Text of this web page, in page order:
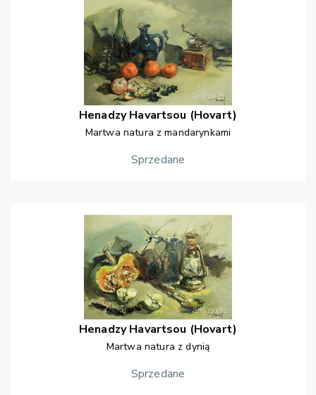
Henadzy Havartsou (Hovart)
Martwa natura z mandarynkami
Sprzedane
Henadzy Havartsou (Hovart)
Martwa natura z dynią
Sprzedane